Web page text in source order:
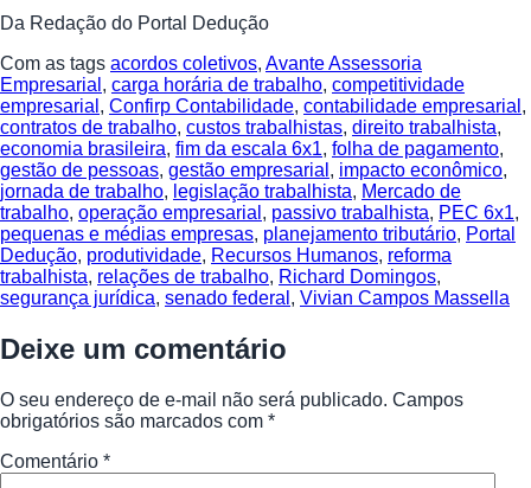
Da Redação do Portal Dedução
Com as tags acordos coletivos, Avante Assessoria
Empresarial , carga horária de trabalho, competitividade
empresarial , Confirp Contabilidade, contabilidade empresarial ,
contratos de trabalho, custos trabalhistas, direito trabalhista,
economia brasileira, fim da escala 6x1, folha de pagamento,
gestão de pessoas, gestão empresarial , impacto econômico,
jornada de trabalho, legislação trabalhista, Mercado de
trabalho, operação empresarial , passivo trabalhista, PEC 6x1,
pequenas e médias empresas, planejamento tributário, Portal
Dedução, produtividade, Recursos Humanos, reforma
trabalhista, relações de trabalho, Richard Domingos,
segurança jurídica, senado federal , Vivian Campos Massella
Deixe um comentário
O seu endereço de e-mail não será publicado. Campos
obrigatórios são marcados com *
Comentário *